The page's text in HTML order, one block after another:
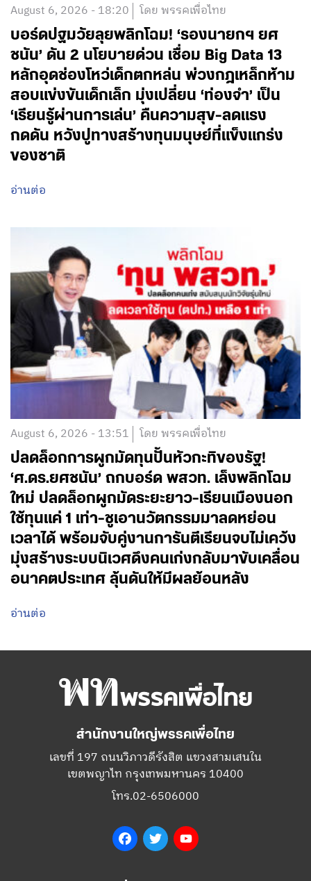
August 6, 2026 - 18:20 โดย พรรคเพื่อไทย
บอร์ดปฐมวัยลุยพลิกโฉม! ‘รองนายกฯ ยศ
ชนัน’ ดัน 2 นโยบายด่วน เชื่อม Big Data 13
หลักอุดช่องโหว่เด็กตกหล่น พ่วงกฎเหล็กห้าม
สอบแข่งขันเด็กเล็ก มุ่งเปลี่ยน ‘ท่องจำ’ เป็น
‘เรียนรู้ผ่านการเล่น’ คืนความสุข-ลดแรง
กดดัน หวังปูทางสร้างทุนมนุษย์ที่แข็งแกร่ง
ของชาติ
อ่านต่อ
August 6, 2026 - 13:51 โดย พรรคเพื่อไทย
ปลดล็อกการผูกมัดทุนปั้นหัวกะทิของรัฐ!
‘ศ.ดร.ยศชนัน’ ถกบอร์ด พสวท. เล็งพลิกโฉม
ใหม่ ปลดล็อกผูกมัดระยะยาว-เรียนเมืองนอก
ใช้ทุนแค่ 1 เท่า-ชูเอานวัตกรรมมาลดหย่อน
เวลาได้ พร้อมจับคู่งานการันตีเรียนจบไม่เคว้ง
มุ่งสร้างระบบนิเวศดึงคนเก่งกลับมาขับเคลื่อน
อนาคตประเทศ ลุ้นดันให้มีผลย้อนหลัง
อ่านต่อ
สำนักงานใหญ่พรรคเพื่อไทย
เลขที่ 197 ถนนวิภาวดีรังสิต แขวงสามเสนใน
เขตพญาไท กรุงเทพมหานคร 10400
โทร.02-6506000
FacebookTwitter